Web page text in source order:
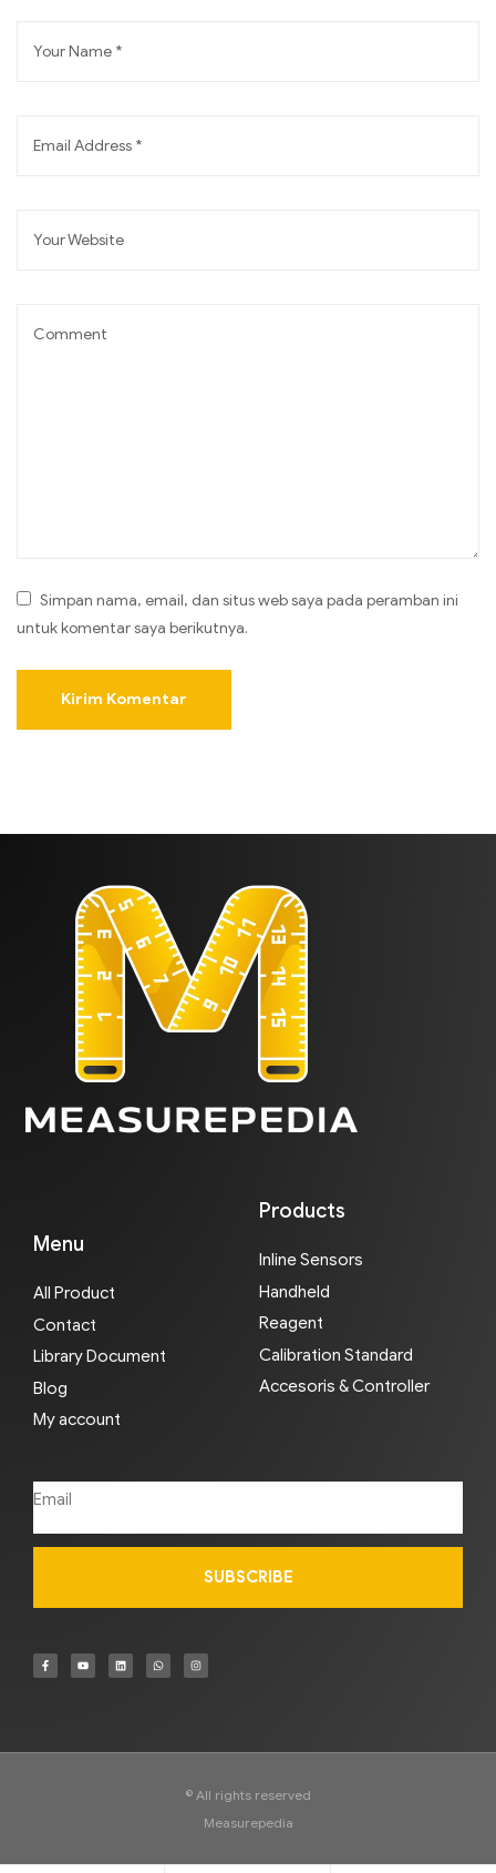
Simpan nama, email, dan situs web saya pada peramban ini
untuk komentar saya berikutnya.
Menu
All Product
Contact
Library Document
Blog
My account
Products
Inline Sensors
Handheld
Reagent
Calibration Standard
Accesoris & Controller
SUBSCRIBE
© All rights reserved
Measurepedia